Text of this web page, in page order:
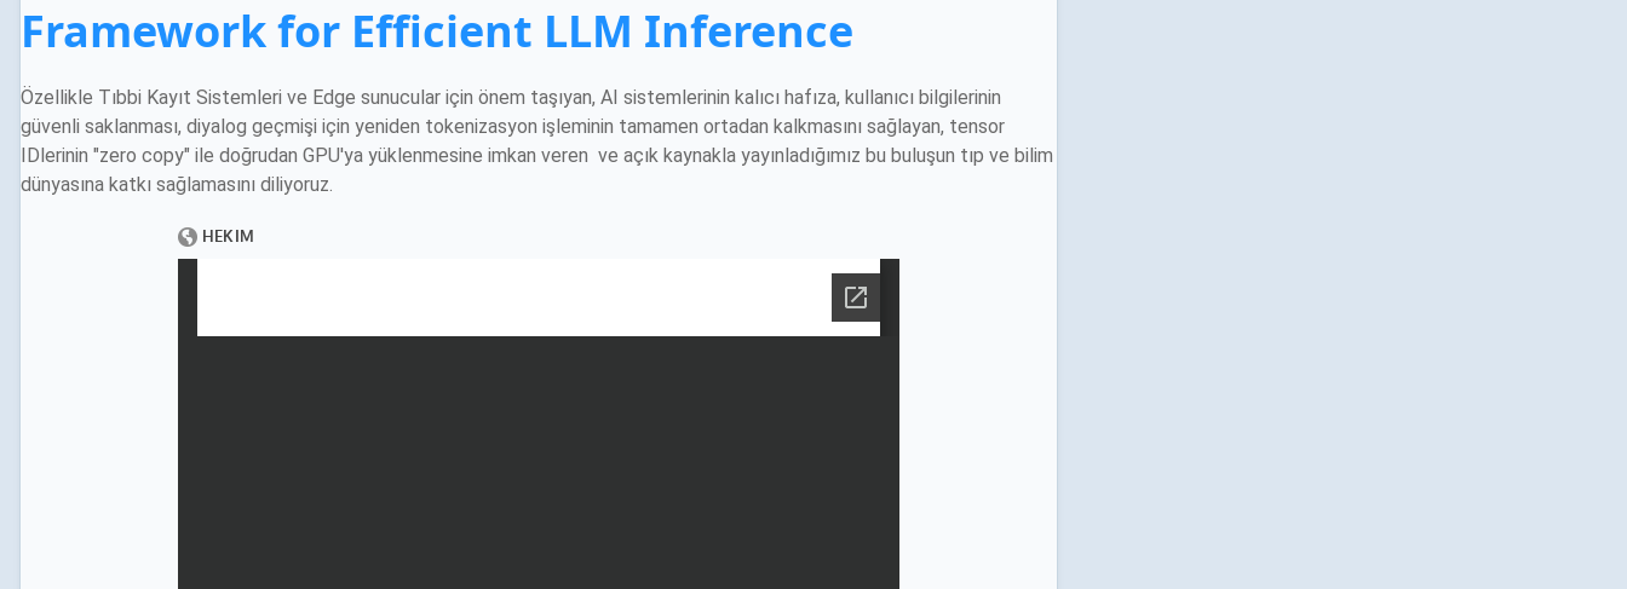
Framework for Efficient LLM Inference
Özellikle Tıbbi Kayıt Sistemleri ve Edge sunucular için önem taşıyan, AI sistemlerinin kalıcı hafıza, kullanıcı bilgilerinin
güvenli saklanması, diyalog geçmişi için yeniden tokenizasyon işleminin tamamen ortadan kalkmasını sağlayan, tensor
IDlerinin "zero copy" ile doğrudan GPU'ya yüklenmesine imkan veren ve açık kaynakla yayınladığımız bu buluşun tıp ve bilim
dünyasına katkı sağlamasını diliyoruz.